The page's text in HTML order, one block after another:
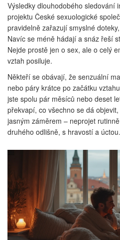
Výsledky dlouhodobého sledování
projektu České sexuologické
pravidelně zařazují smyslné
Navíc se méně hádají a snáz řeší
Nejde prostě jen o sex, ale o celý
vztah posiluje.
Někteří se obávají, že senzuální
nebo páry krátce po začátku
jste spolu pár měsíců nebo deset
překvapí, co všechno se dá
jasným záměrem – neprojet
druhého odlišně, s hravostí a úctou.